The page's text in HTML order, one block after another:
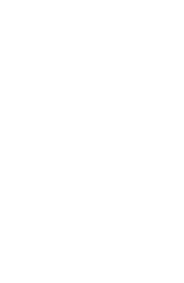
с учётом
опорами. При